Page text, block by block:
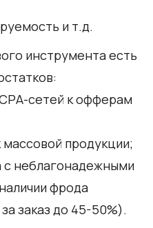
и т.д.
инструмента есть
сетей к офферам
продукции;
с неблагонадежными
фрода
заказ до 45-50%).